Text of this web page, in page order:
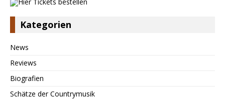
Kategorien
News
Reviews
Biografien
Schätze der Countrymusik